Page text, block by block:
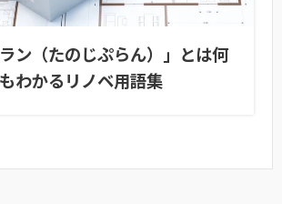
ラン（たのじぷらん）」とは何
わかるリノベ用語集